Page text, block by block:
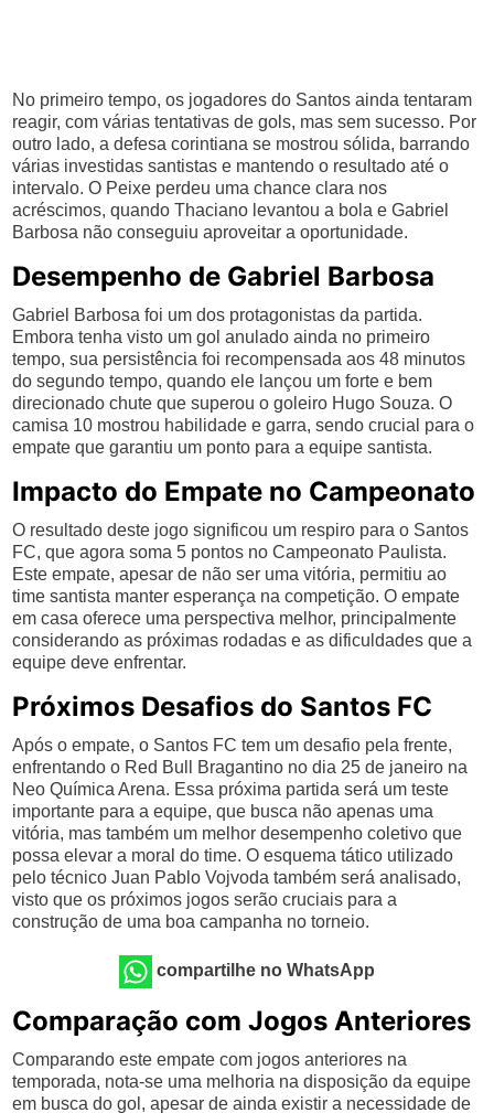
No primeiro tempo, os jogadores do Santos ainda tentaram
reagir, com várias tentativas de gols, mas sem sucesso. Por
outro lado, a defesa corintiana se mostrou sólida, barrando
várias investidas santistas e mantendo o resultado até o
intervalo. O Peixe perdeu uma chance clara nos
acréscimos, quando Thaciano levantou a bola e Gabriel
Barbosa não conseguiu aproveitar a oportunidade.
Desempenho de Gabriel Barbosa
Gabriel Barbosa foi um dos protagonistas da partida.
Embora tenha visto um gol anulado ainda no primeiro
tempo, sua persistência foi recompensada aos 48 minutos
do segundo tempo, quando ele lançou um forte e bem
direcionado chute que superou o goleiro Hugo Souza. O
camisa 10 mostrou habilidade e garra, sendo crucial para o
empate que garantiu um ponto para a equipe santista.
Impacto do Empate no Campeonato
O resultado deste jogo significou um respiro para o Santos
FC, que agora soma 5 pontos no Campeonato Paulista.
Este empate, apesar de não ser uma vitória, permitiu ao
time santista manter esperança na competição. O empate
em casa oferece uma perspectiva melhor, principalmente
considerando as próximas rodadas e as dificuldades que a
equipe deve enfrentar.
Próximos Desafios do Santos FC
Após o empate, o Santos FC tem um desafio pela frente,
enfrentando o Red Bull Bragantino no dia 25 de janeiro na
Neo Química Arena. Essa próxima partida será um teste
importante para a equipe, que busca não apenas uma
vitória, mas também um melhor desempenho coletivo que
possa elevar a moral do time. O esquema tático utilizado
pelo técnico Juan Pablo Vojvoda também será analisado,
visto que os próximos jogos serão cruciais para a
construção de uma boa campanha no torneio.
compartilhe no WhatsApp
Comparação com Jogos Anteriores
Comparando este empate com jogos anteriores na
temporada, nota-se uma melhoria na disposição da equipe
em busca do gol, apesar de ainda existir a necessidade de